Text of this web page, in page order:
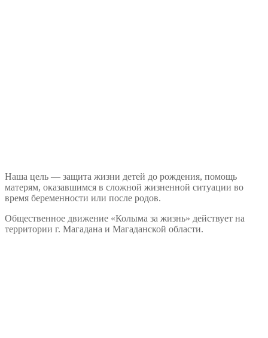
Наша цель — защита жизни детей до рождения, помощь
матерям, оказавшимся в сложной жизненной ситуации во
время беременности или после родов.
Общественное движение «Колыма за жизнь» действует на
территории г. Магадана и Магаданской области.